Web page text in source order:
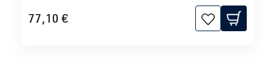
77,10 €